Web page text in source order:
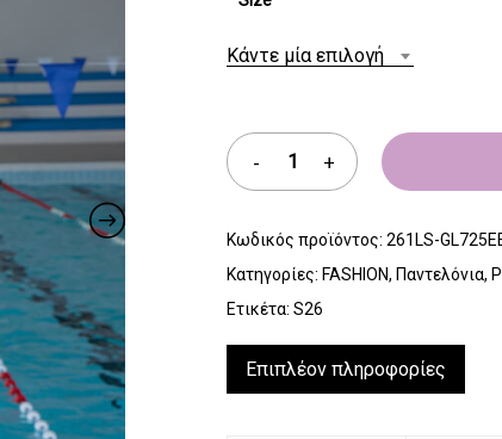
Κάντε μία επιλογή
Κωδικός προϊόντος:261LS-
Κατηγορίες: FASHION, Παντελόνια,
Ετικέτα:S26
Επιπλέον πληροφορίες